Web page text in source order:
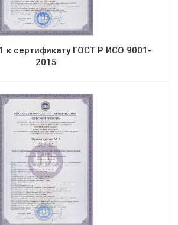
к сертификату ГОСТ Р ИСО 9001-
2015